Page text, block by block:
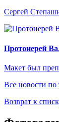
Сергей
Протоиерей
Макет был
Все новости по
Возврат к